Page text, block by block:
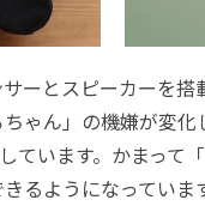
ーとスピーカーを
ゃん」の機嫌が変
ています。かまって
るようになっていま